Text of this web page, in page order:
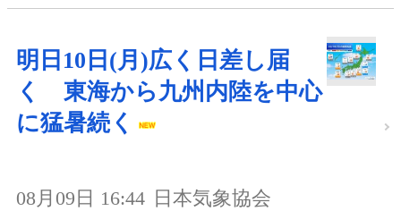
明日10日(月)広く日差し届
く 東海から九州内陸を中心
に猛暑続く
08月09日 16:44 日本気象協会